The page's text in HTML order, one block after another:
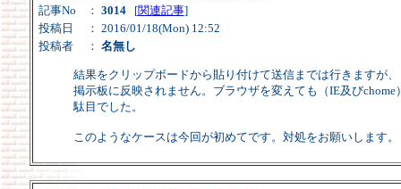
記事No
： 3014[関連記事]
投稿日
： 2016/01/18(Mon) 12:52
投稿者
： 名無し
結果をクリップボードから貼り付けて送信までは行きますが、
掲示板に反映されません。ブラウザを変えても（IE及びchome
駄目でした。
このようなケースは今回が初めてです。対処をお願いします。